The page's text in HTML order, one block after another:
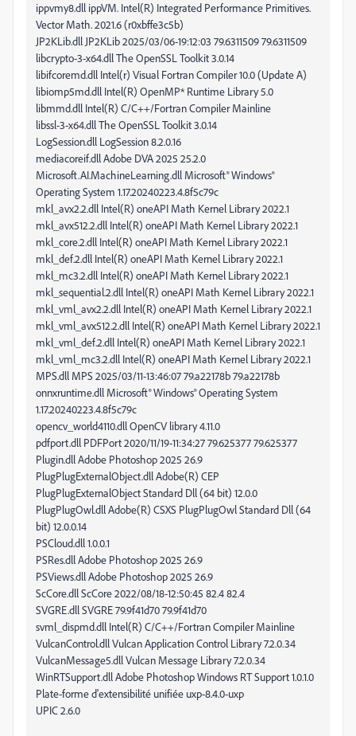
ippvmy8.dll ippVM. Intel(R) Integrated Performance Primitives.
Vector Math. 2021.6 (r0xbffe3c5b)
JP2KLib.dll JP2KLib 2025/03/06-19:12:03 79.6311509 79.6311509
libcrypto-3-x64.dll The OpenSSL Toolkit 3.0.14
libifcoremd.dll Intel(r) Visual Fortran Compiler 10.0 (Update A)
libiomp5md.dll Intel(R) OpenMP* Runtime Library 5.0
libmmd.dll Intel(R) C/C++/Fortran Compiler Mainline
libssl-3-x64.dll The OpenSSL Toolkit 3.0.14
LogSession.dll LogSession 8.2.0.16
mediacoreif.dll Adobe DVA 2025 25.2.0
Microsoft.AI.MachineLearning.dll Microsoft® Windows®
Operating System 1.17.20240223.4.8f5c79c
mkl_avx2.2.dll Intel(R) oneAPI Math Kernel Library 2022.1
mkl_avx512.2.dll Intel(R) oneAPI Math Kernel Library 2022.1
mkl_core.2.dll Intel(R) oneAPI Math Kernel Library 2022.1
mkl_def.2.dll Intel(R) oneAPI Math Kernel Library 2022.1
mkl_mc3.2.dll Intel(R) oneAPI Math Kernel Library 2022.1
mkl_sequential.2.dll Intel(R) oneAPI Math Kernel Library 2022.1
mkl_vml_avx2.2.dll Intel(R) oneAPI Math Kernel Library 2022.1
mkl_vml_avx512.2.dll Intel(R) oneAPI Math Kernel Library 2022.1
mkl_vml_def.2.dll Intel(R) oneAPI Math Kernel Library 2022.1
mkl_vml_mc3.2.dll Intel(R) oneAPI Math Kernel Library 2022.1
MPS.dll MPS 2025/03/11-13:46:07 79.a22178b 79.a22178b
onnxruntime.dll Microsoft® Windows® Operating System
1.17.20240223.4.8f5c79c
opencv_world4110.dll OpenCV library 4.11.0
pdfport.dll PDFPort 2020/11/19-11:34:27 79.625377 79.625377
Plugin.dll Adobe Photoshop 2025 26.9
PlugPlugExternalObject.dll Adobe(R) CEP
PlugPlugExternalObject Standard Dll (64 bit) 12.0.0
PlugPlugOwl.dll Adobe(R) CSXS PlugPlugOwl Standard Dll (64
bit) 12.0.0.14
PSCloud.dll 1.0.0.1
PSRes.dll Adobe Photoshop 2025 26.9
PSViews.dll Adobe Photoshop 2025 26.9
ScCore.dll ScCore 2022/08/18-12:50:45 82.4 82.4
SVGRE.dll SVGRE 79.9f41d70 79.9f41d70
svml_dispmd.dll Intel(R) C/C++/Fortran Compiler Mainline
VulcanControl.dll Vulcan Application Control Library 7.2.0.34
VulcanMessage5.dll Vulcan Message Library 7.2.0.34
WinRTSupport.dll Adobe Photoshop Windows RT Support 1.0.1.0
Plate-forme d'extensibilité unifiée uxp-8.4.0-uxp
UPIC 2.6.0